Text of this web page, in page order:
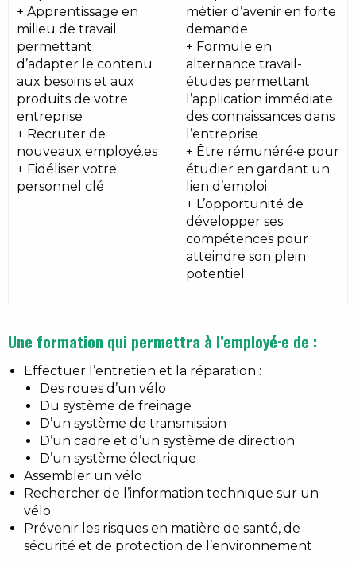
+ Apprentissage en
milieu de travail
permettant
d’adapter le contenu
aux besoins et aux
produits de votre
entreprise
+ Recruter de
nouveaux employé.es
+ Fidéliser votre
personnel clé
métier d’avenir en forte
demande
+ Formule en
alternance travail-
études permettant
l’application immédiate
des connaissances dans
l’entreprise
+ Être rémunéré•e pour
étudier en gardant un
lien d’emploi
+ L’opportunité de
développer ses
compétences pour
atteindre son plein
potentiel
Une formation qui permettra à l’employé·e de :
Effectuer l’entretien et la réparation :
Des roues d’un vélo
Du système de freinage
D’un système de transmission
D’un cadre et d’un système de direction
D’un système électrique
Assembler un vélo
Rechercher de l’information technique sur un
vélo
Prévenir les risques en matière de santé, de
sécurité et de protection de l’environnement